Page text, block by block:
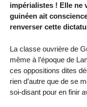
impérialistes ! Elle ne
guinéen ait
renverser cette
La classe ouvrière de
même à l’époque de
ces oppositions dites
rien d’autre que de se
soi-disant pour en finir